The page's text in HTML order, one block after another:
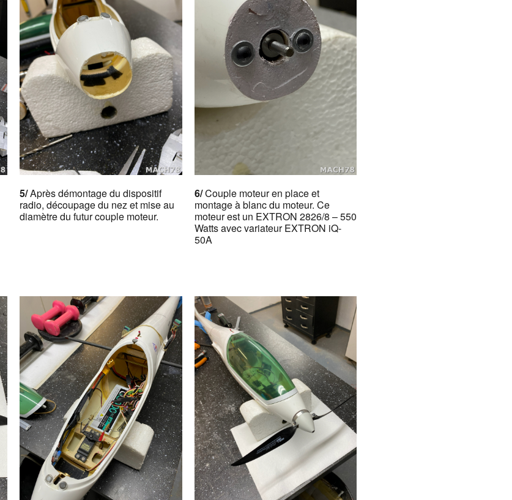
5/Après démontage du dispositif
radio, découpage du nez et mise au
diamètre du futur couple moteur.
6/Couple moteur en place et
montage à blanc du moteur. Ce
moteur est un EXTRON 2826/8 – 550
Watts avec variateur EXTRON iQ-
50A